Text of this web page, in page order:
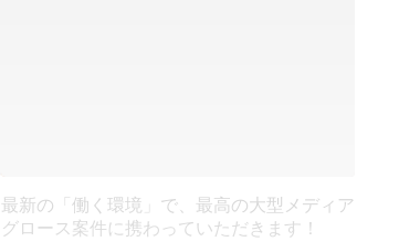
最新の「働く環境」で、最高の大型メディア
グロース案件に携わっていただきます！